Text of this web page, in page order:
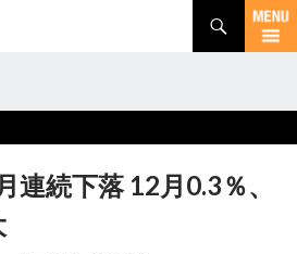
連続下落 12月0.3％、